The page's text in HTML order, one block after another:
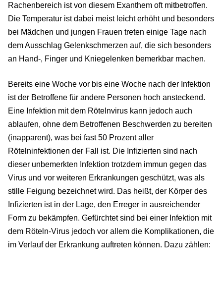
Rachenbereich ist von diesem Exanthem oft mitbetroffen.
Die Temperatur ist dabei meist leicht erhöht und besonders
bei Mädchen und jungen Frauen treten einige Tage nach
dem Ausschlag Gelenkschmerzen auf, die sich besonders
an Hand-, Finger und Kniegelenken bemerkbar machen.
Bereits eine Woche vor bis eine Woche nach der Infektion
ist der Betroffene für andere Personen hoch ansteckend.
Eine Infektion mit dem Rötelnvirus kann jedoch auch
ablaufen, ohne dem Betroffenen Beschwerden zu bereiten
(inapparent), was bei fast 50 Prozent aller
Rötelninfektionen der Fall ist. Die Infizierten sind nach
dieser unbemerkten Infektion trotzdem immun gegen das
Virus und vor weiteren Erkrankungen geschützt, was als
stille Feigung bezeichnet wird. Das heißt, der Körper des
Infizierten ist in der Lage, den Erreger in ausreichender
Form zu bekämpfen. Gefürchtet sind bei einer Infektion mit
dem Röteln-Virus jedoch vor allem die Komplikationen, die
im Verlauf der Erkrankung auftreten können. Dazu zählen: